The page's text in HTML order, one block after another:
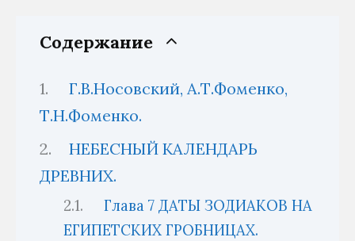
Содержание
Г.В.Носовский, А.Т.Фоменко,
Т.Н.Фоменко.
НЕБЕСНЫЙ КАЛЕНДАРЬ
ДРЕВНИХ.
Глава 7 ДАТЫ ЗОДИАКОВ НА
ЕГИПЕТСКИХ ГРОБНИЦАХ.